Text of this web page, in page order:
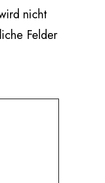
nicht
Felder